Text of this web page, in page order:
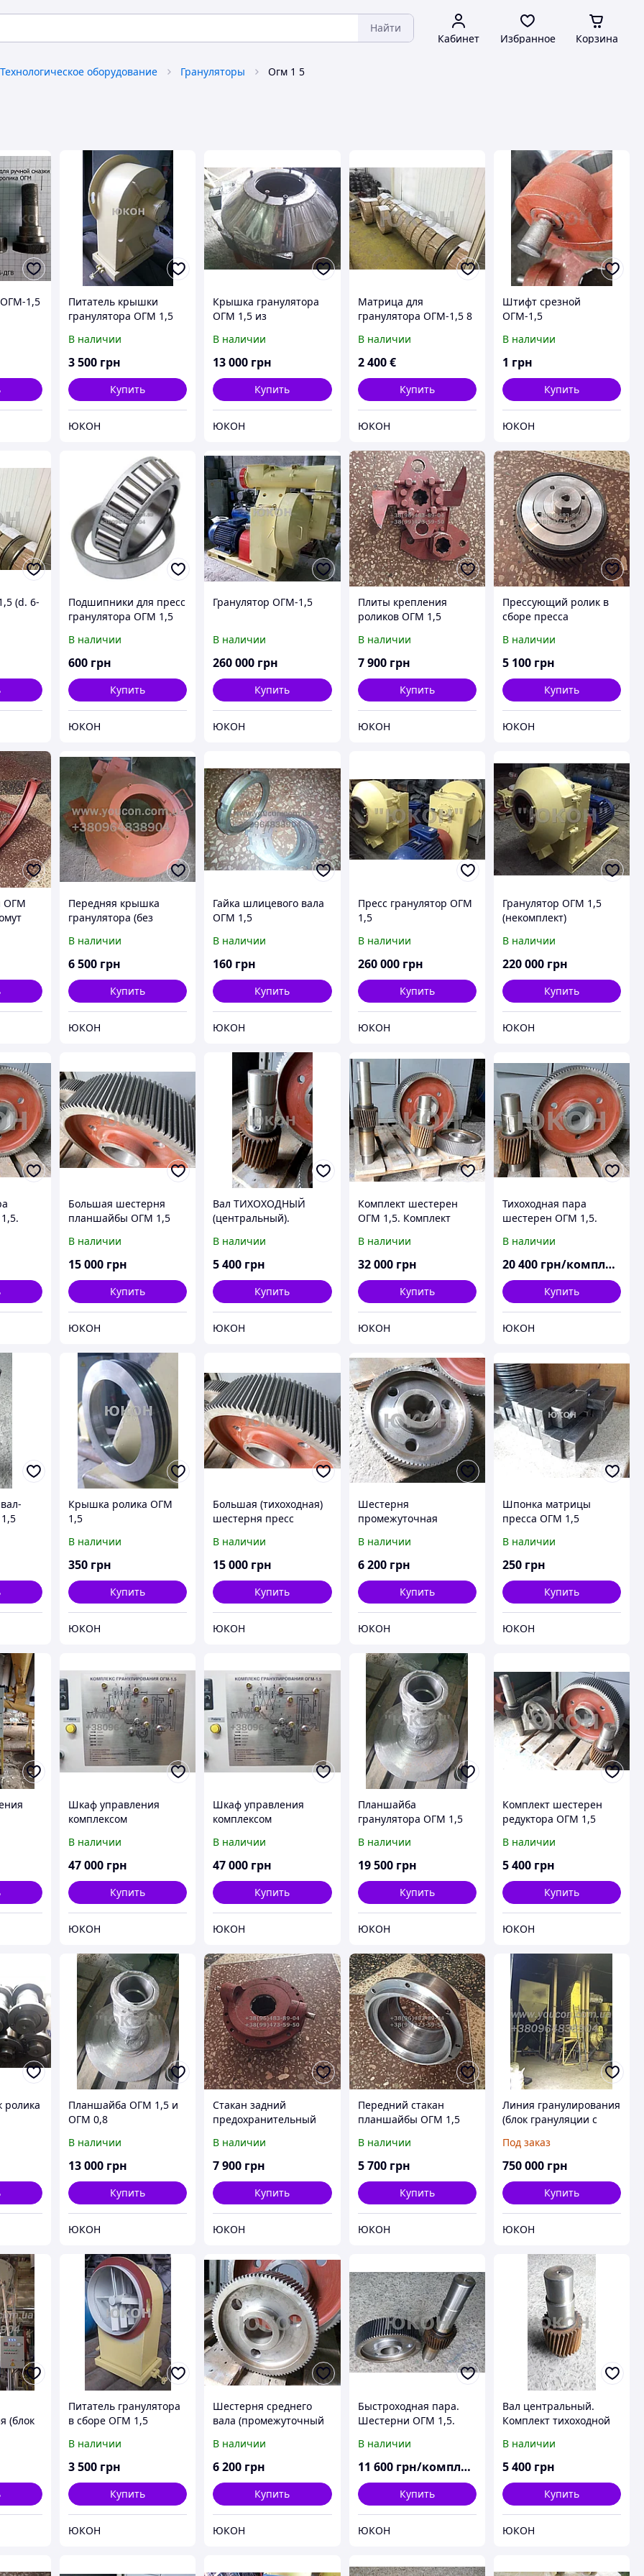
Найти
Кабинет Избранное Корзина
Технологическое оборудование Грануляторы Огм 1 5
ОГМ-1,5
Питатель крышки
гранулятора ОГМ 1,5
В наличии
3 500 грн
Купить
ЮКОН
Крышка гранулятора
ОГМ 1,5 из
В наличии
13 000 грн
Купить
ЮКОН
Матрица для
гранулятора ОГМ-1,5 8
В наличии
2 400 €
Купить
ЮКОН
Штифт срезной
ОГМ-1,5
В наличии
1 грн
Купить
ЮКОН
(d. 6- Подшипники для пресс
гранулятора ОГМ 1,5
В наличии
600 грн
Купить
ЮКОН
Гранулятор ОГМ-1,5
В наличии
260 000 грн
Купить
ЮКОН
Плиты крепления
роликов ОГМ 1,5
В наличии
7 900 грн
Купить
ЮКОН
Прессующий ролик в
сборе пресса
Роллер
В наличии
5 100 грн
Купить
ЮКОН
ОГМ
Передняя крышка
гранулятора (без
В наличии
6 500 грн
Купить
ЮКОН
Гайка шлицевого вала
ОГМ 1,5
В наличии
160 грн
Купить
ЮКОН
Пресс гранулятор ОГМ
1,5
В наличии
260 000 грн
Купить
ЮКОН
Гранулятор ОГМ 1,5
(некомплект)
В наличии
220 000 грн
Купить
ЮКОН
Большая шестерня
планшайбы ОГМ 1,5
В наличии
15 000 грн
Купить
ЮКОН
Вал ТИХОХОДНЫЙ
(центральный).
пары ОГМ 1,5
В наличии
5 400 грн
Купить
ЮКОН
Комплект шестерен
ОГМ 1,5. Комплект
ОГМ
В наличии
32 000 грн
Купить
ЮКОН
Тихоходная пара
шестерен ОГМ 1,5.
Комплект шестерен
редуктора ОГМ
В наличии
20 400 грн/комплект
Купить
ЮКОН
Крышка ролика ОГМ
1,5
В наличии
350 грн
Купить
ЮКОН
Большая (тихоходная)
шестерня пресс
В наличии
15 000 грн
Купить
ЮКОН
Шестерня
промежуточная
В наличии
6 200 грн
Купить
ЮКОН
Шпонка матрицы
пресса ОГМ 1,5
В наличии
250 грн
Купить
ЮКОН
1,5,
Шкаф управления
комплексом
1,5 с верхней и нижней
загрузкой
В наличии
47 000 грн
Купить
ЮКОН
Шкаф управления
комплексом
1,5 с верхней и нижней
загрузкой
В наличии
47 000 грн
Купить
ЮКОН
Планшайба
гранулятора ОГМ 1,5
В наличии
19 500 грн
Купить
ЮКОН
Комплект шестерен
редуктора ОГМ 1,5
В наличии
5 400 грн
Купить
ЮКОН
ролика
Планшайба ОГМ 1,5 и
ОГМ 0,8
планшайбе
В наличии
13 000 грн
Купить
ЮКОН
Стакан задний
предохранительный
В наличии
7 900 грн
Купить
ЮКОН
Передний стакан
планшайбы ОГМ 1,5
В наличии
5 700 грн
Купить
ЮКОН
Линия гранулирования
(блок грануляции с
Под заказ
750 000 грн
Купить
ЮКОН
(блок
Питатель гранулятора
в сборе ОГМ 1,5
В наличии
3 500 грн
Купить
ЮКОН
Шестерня среднего
вала (промежуточный
В наличии
6 200 грн
Купить
ЮКОН
Быстроходная пара.
Шестерни ОГМ 1,5.
редуктора ОГМ
В наличии
11 600 грн/комплект
Купить
ЮКОН
Вал центральный.
Комплект тихоходной
В наличии
5 400 грн
Купить
ЮКОН